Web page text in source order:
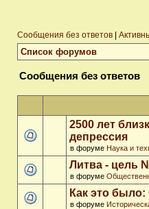
Сообщения без ответов
Список форумов
Сообщения без ответов
2500 лет
депрессия
в форуме Наука и
Литва - цель
в форуме
Как это было:
в форуме